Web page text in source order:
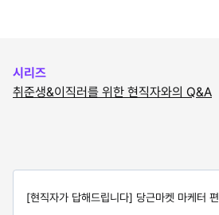
시리즈
취준생&이직러를 위한 현직자와의 Q&A
[현직자가 답해드립니다] 당근마켓 마케터 편